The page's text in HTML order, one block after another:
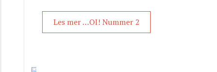
Les mer …OI! Nummer 2